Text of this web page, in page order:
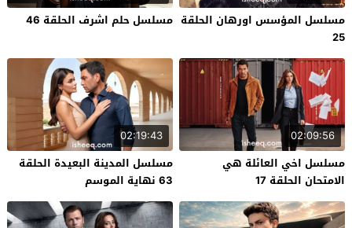
مسلسل المؤسس اورهان الحلقة
25
مسلسل حلم اشرف الحلقة 46
02:09:56
مسلسل اخي العائلة هي
الامتحان الحلقة 17
02:19:43
مسلسل المدينة البعيدة الحلقة
63 نهاية الموسم